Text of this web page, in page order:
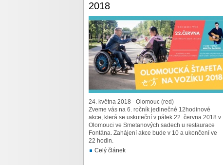
2018
24. května 2018 - Olomouc (red)
Zveme vás na 6. ročník jedinečné 12hodinové
akce, která se uskuteční v pátek 22. června 2018 v
Olomouci ve Smetanových sadech u restaurace
Fontána. Zahájení akce bude v 10 a ukončení ve
22 hodin.
Celý článek